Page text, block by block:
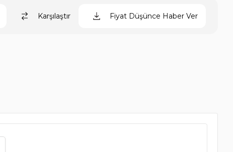
Karşılaştır Fiyat Düşünce Haber Ver